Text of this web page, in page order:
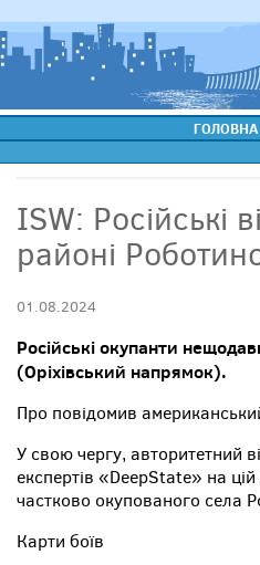
ГОЛОВНА
ISW: Російські
районі
01.08.2024
Російські окупанти
(Оріхівський напрямок).
Про повідомив
У свою чергу, авторитетний
експертів «DeepState» на
частково окупованого села
Карти боїв